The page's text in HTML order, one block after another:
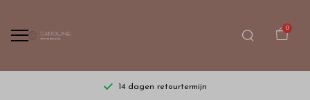
0
Gratis verzending vanaf €75,- | dinsdag t/m zaterdag